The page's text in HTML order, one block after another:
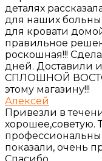
деталях
для наших
для кровати
правильное
роскошная!!!
дней. Доставили и
СПЛОШНОЙ
этому магазину!!!
Алексей
Привезли в
хорошее,советую.
показали, очень